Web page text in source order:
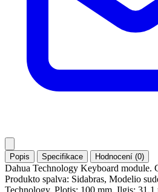
Popis Specifikace Hodnocení (0)
Dahua Technology Keyboard module.
Produkto spalva: Sidabras, Modelio
Technology. Plotis: 100 mm, Ilgis: